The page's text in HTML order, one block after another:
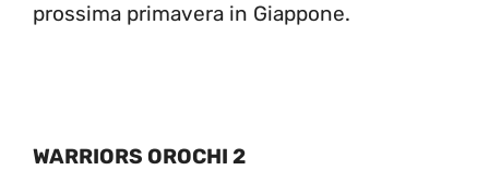
prossima primavera in Giappone.
WARRIORS OROCHI 2